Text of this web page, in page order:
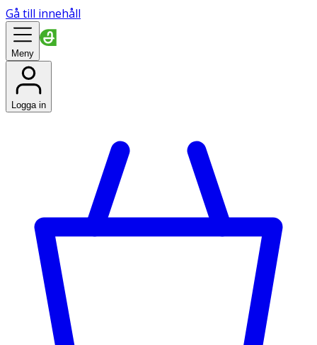
Gå till innehåll
Meny
Logga in